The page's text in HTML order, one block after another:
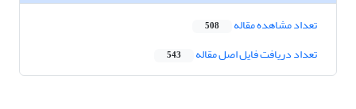
تعداد مشاهده مقاله 508
تعداد دریافت فایل اصل مقاله 543